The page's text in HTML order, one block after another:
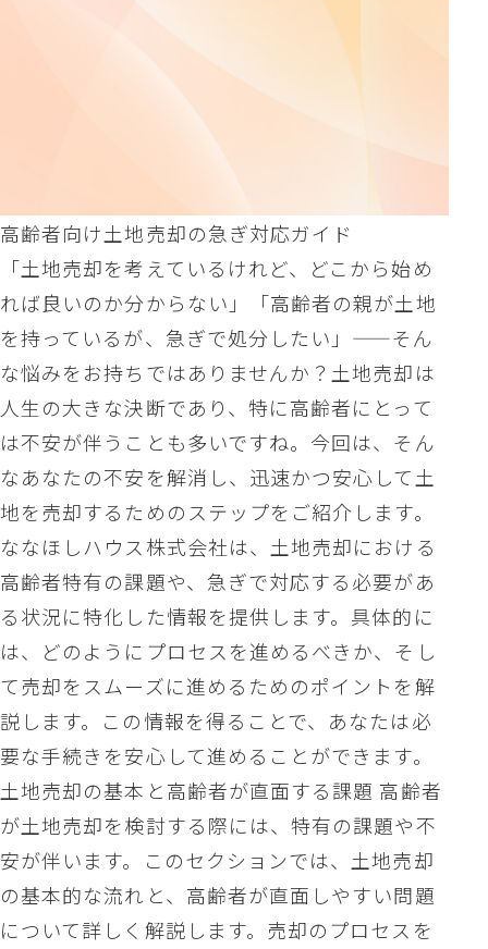
高齢者向け土地売却の急ぎ対応ガイド
「土地売却を考えているけれど、どこから始め
れば良いのか分からない」「高齢者の親が土地
を持っているが、急ぎで処分したい」——そん
な悩みをお持ちではありませんか？土地売却は
人生の大きな決断であり、特に高齢者にとって
は不安が伴うことも多いですね。今回は、そん
なあなたの不安を解消し、迅速かつ安心して土
地を売却するためのステップをご紹介します。
ななほしハウス株式会社は、土地売却における
高齢者特有の課題や、急ぎで対応する必要があ
る状況に特化した情報を提供します。具体的に
は、どのようにプロセスを進めるべきか、そし
て売却をスムーズに進めるためのポイントを解
説します。この情報を得ることで、あなたは必
要な手続きを安心して進めることができます。
土地売却の基本と高齢者が直面する課題 高齢者
が土地売却を検討する際には、特有の課題や不
安が伴います。このセクションでは、土地売却
の基本的な流れと、高齢者が直面しやすい問題
について詳しく解説します。売却のプロセスを